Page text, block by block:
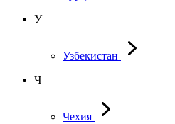
У
Узбекистан
Ч
Чехия